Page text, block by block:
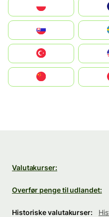
United States
中國香港特別行政區
Valutakurser:
Overfør penge til udlandet:
Historiske valutakurser: